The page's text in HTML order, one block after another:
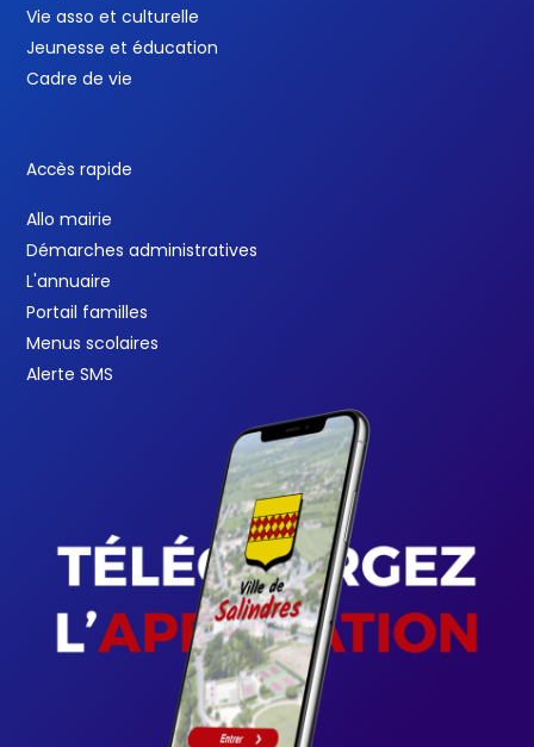
Vie asso et culturelle
Jeunesse et éducation
Cadre de vie
Accès rapide
Allo mairie
Démarches administratives
L'annuaire
Portail familles
Menus scolaires
Alerte SMS